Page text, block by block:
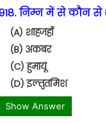
918. निम्न में से कौन
(A) शाहजहाँ
(B) अकबर
(C) हुमायूं
(D) इल्तुतमिश
Show Answer